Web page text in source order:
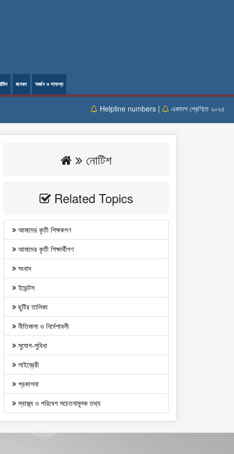
জনবল অর্জন ও সাফল্য
Helpline numbers | একাদশ শ্রেণিতে ২০২৫-
নোটিশ
Related Topics
আমাদের কৃতী শিক্ষকগণ
আমাদের কৃতী শিক্ষার্থীগণ
সংবাদ
ইভেন্টস
ছুটির তালিকা
নীতিমালা ও নির্দেশাবলী
সুযোগ-সুবিধা
লাইব্রেরী
প্রকাশনা
স্বাস্থ্য ও পরিবেশ সচেতনামূলক তথ্য